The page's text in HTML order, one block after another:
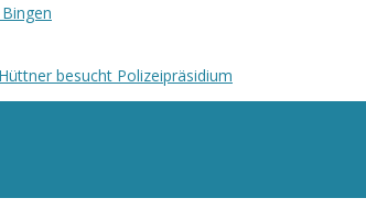
Hüttner besucht Polizeipräsidium